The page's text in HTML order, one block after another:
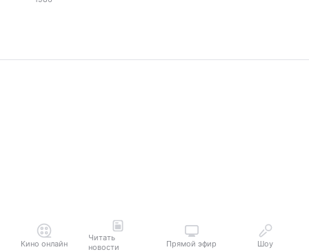
Кино онлайн
Читать
новости
Прямой эфир Шоу